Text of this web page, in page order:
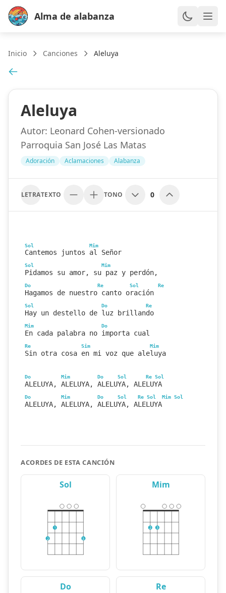
Alma de alabanza
Inicio Canciones Aleluya
Aleluya
Autor: Leonard Cohen-versionado
Parroquia San José Las Matas
Adoración Aclamaciones Alabanza
LETRATEXTO TONO 0
Sol Mim
Cantemos juntos al Señor
Sol Mim
Pidamos su amor, su paz y perdón,
Do Re Sol Re
Hagamos de nuestro canto oración
Sol Do Re
Hay un destello de luz brillando
Mim Do
En cada palabra no importa cual
Re Sim Mim
Sin otra cosa en mi voz que aleluya
Do Mim Do Sol Re Sol
ALELUYA, ALELUYA, ALELUYA, ALELUYA
Do Mim Do Sol Re Sol Mim Sol
ALELUYA, ALELUYA, ALELUYA, ALELUYA
ACORDES DE ESTA CANCIÓN
Sol
2
1
3
Mim
2 3
Do Re